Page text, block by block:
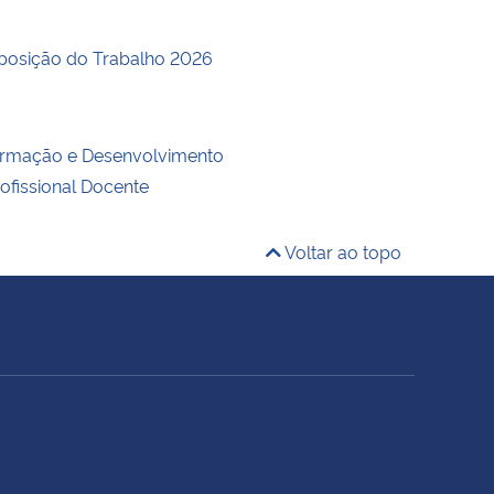
do Trabalho 2026
e Desenvolvimento
Docente
Voltar ao topo